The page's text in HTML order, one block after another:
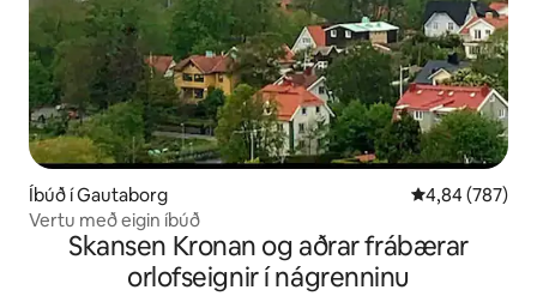
Íbúð í Gautaborg 4,84 af 5 í
4,84 (787)
Vertu með eigin íbúð
Skansen Kronan og aðrar frábærar
orlofseignir í nágrenninu